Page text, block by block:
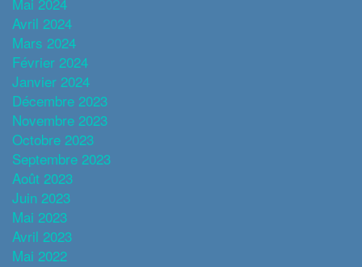
Avril 2024
Mars 2024
Février 2024
Janvier 2024
Décembre 2023
Novembre 2023
Octobre 2023
Septembre 2023
Août 2023
Juin 2023
Mai 2023
Avril 2023
Mai 2022